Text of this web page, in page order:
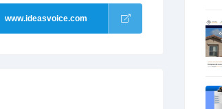
www.ideasvoice.com